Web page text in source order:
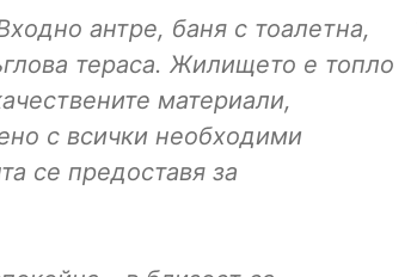
антре, баня с тоалетна,
тераса. Жилището е топло
материали,
с всички необходими
се предоставя за